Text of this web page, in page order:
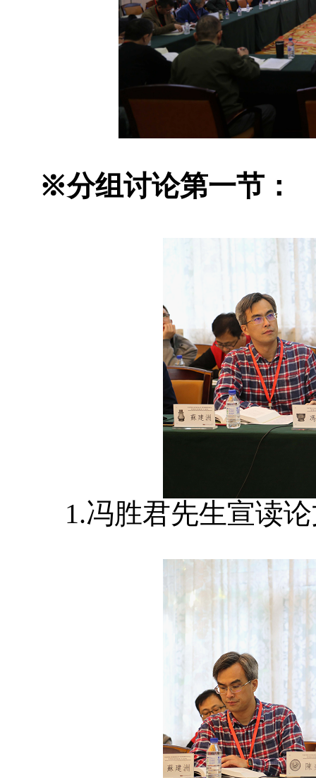
※分组讨论第一节：
1.冯胜君先生宣读